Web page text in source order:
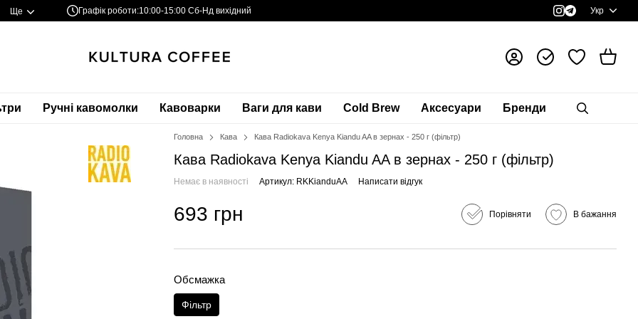
Ще Графік роботи:10:00-15:00 Сб-Нд вихідний Укр
Ручні кавомолки Кавоварки Ваги для кави Cold Brew Аксесуари Бренди
Головна Кава Кава Radiokava Kenya Kiandu AA в зернах - 250 г (фільтр)
Кава Radiokava Kenya Kiandu AA в зернах - 250 г (фільтр)
Немає в наявності Артикул: RKKianduAA Написати відгук
693 грн Порівняти В бажання
Обсмажка
Фільтр